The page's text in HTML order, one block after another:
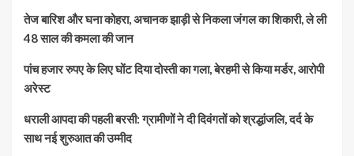
तेज बारिश और घना कोहरा, अचानक झाड़ी से निकला जंगल का शिकारी, ले ली
48 साल की कमला की जान
पांच हजार रुपए के लिए घोंट दिया दोस्ती का गला, बेरहमी से किया मर्डर, आरोपी
अरेस्ट
धराली आपदा की पहली बरसी: ग्रामीणों ने दी दिवंगतों को श्रद्धांजलि, दर्द के
साथ नई शुरुआत की उम्मीद